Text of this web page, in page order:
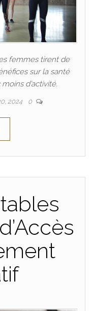
femmes tirent de
sur la santé
d’activité.
2024 0